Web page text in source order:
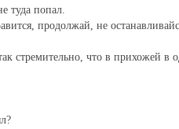
туда попал.
продолжай, не
стремительно, что в прихожей в